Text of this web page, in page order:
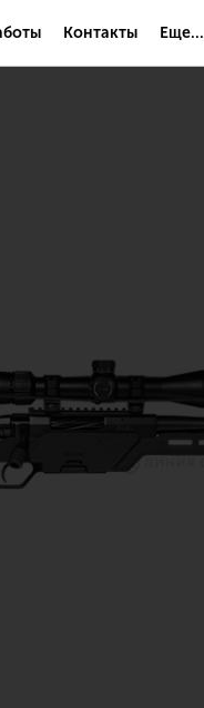
Контакты Еще...